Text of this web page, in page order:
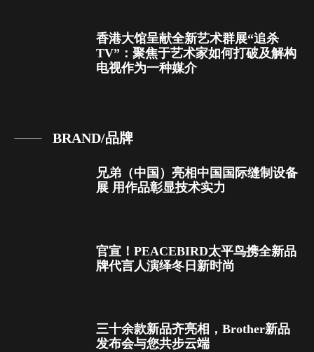
香港大馆呈献全新艺术群展“追杀
TV”：聚焦于艺术家如何打破及解构
电视作为一种媒介
BRAND/品牌
兄弟（中国）亮相中国国际缝制设备
展 用作品彰显技术实力
官宣！PEACEBIRD太平鸟携全新品
牌代言人演绎冬日新时尚
三十余款新品齐亮相，Brother新品
发布会与您共步云端